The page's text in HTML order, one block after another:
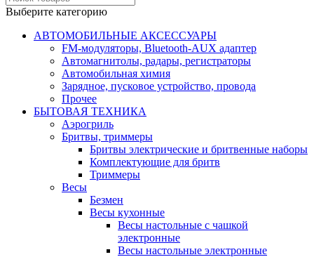
Выберите категорию
АВТОМОБИЛЬНЫЕ АКСЕССУАРЫ
FM-модуляторы, Bluetooth-AUX адаптер
Автомагнитолы, радары, регистраторы
Автомобильная химия
Зарядное, пусковое устройство, провода
Прочее
БЫТОВАЯ ТЕХНИКА
Аэрогриль
Бритвы, триммеры
Бритвы электрические и бритвенные наборы
Комплектующие для бритв
Триммеры
Весы
Безмен
Весы кухонные
Весы настольные с чашкой
электронные
Весы настольные электронные